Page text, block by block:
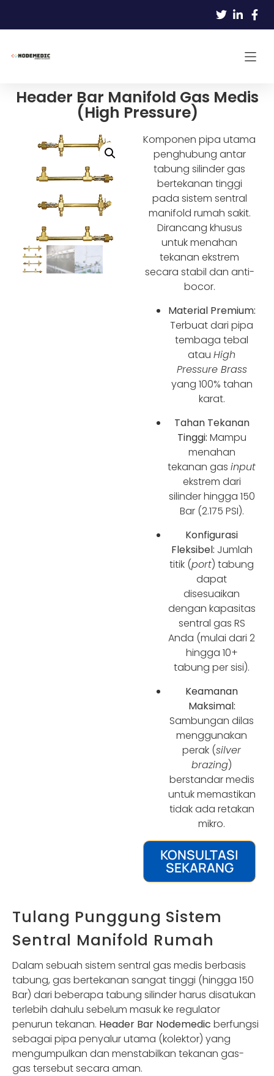
Header Bar Manifold Gas Medis
(High Pressure)
Komponen pipa utama
penghubung antar
tabung silinder gas
bertekanan tinggi
pada sistem sentral
manifold rumah sakit.
Dirancang khusus
untuk menahan
tekanan ekstrem
secara stabil dan anti-
bocor.
Material Premium:
Terbuat dari pipa
tembaga tebal
atau High
Pressure Brass
yang 100% tahan
karat.
Tahan Tekanan
Tinggi: Mampu
menahan
tekanan gas input
ekstrem dari
silinder hingga 150
Bar (2.175 PSI).
Konfigurasi
Fleksibel: Jumlah
titik (port) tabung
dapat
disesuaikan
dengan kapasitas
sentral gas RS
Anda (mulai dari 2
hingga 10+
tabung per sisi).
Keamanan
Maksimal:
Sambungan dilas
menggunakan
perak (silver
brazing)
berstandar medis
untuk memastikan
tidak ada retakan
mikro.
KONSULTASI
SEKARANG
Tulang Punggung Sistem
Sentral Manifold Rumah
Dalam sebuah sistem sentral gas medis berbasis
tabung, gas bertekanan sangat tinggi (hingga 150
Bar) dari beberapa tabung silinder harus disatukan
terlebih dahulu sebelum masuk ke regulator
penurun tekanan. Header Bar Nodemedic berfungsi
sebagai pipa penyalur utama (kolektor) yang
mengumpulkan dan menstabilkan tekanan gas-
gas tersebut secara aman.